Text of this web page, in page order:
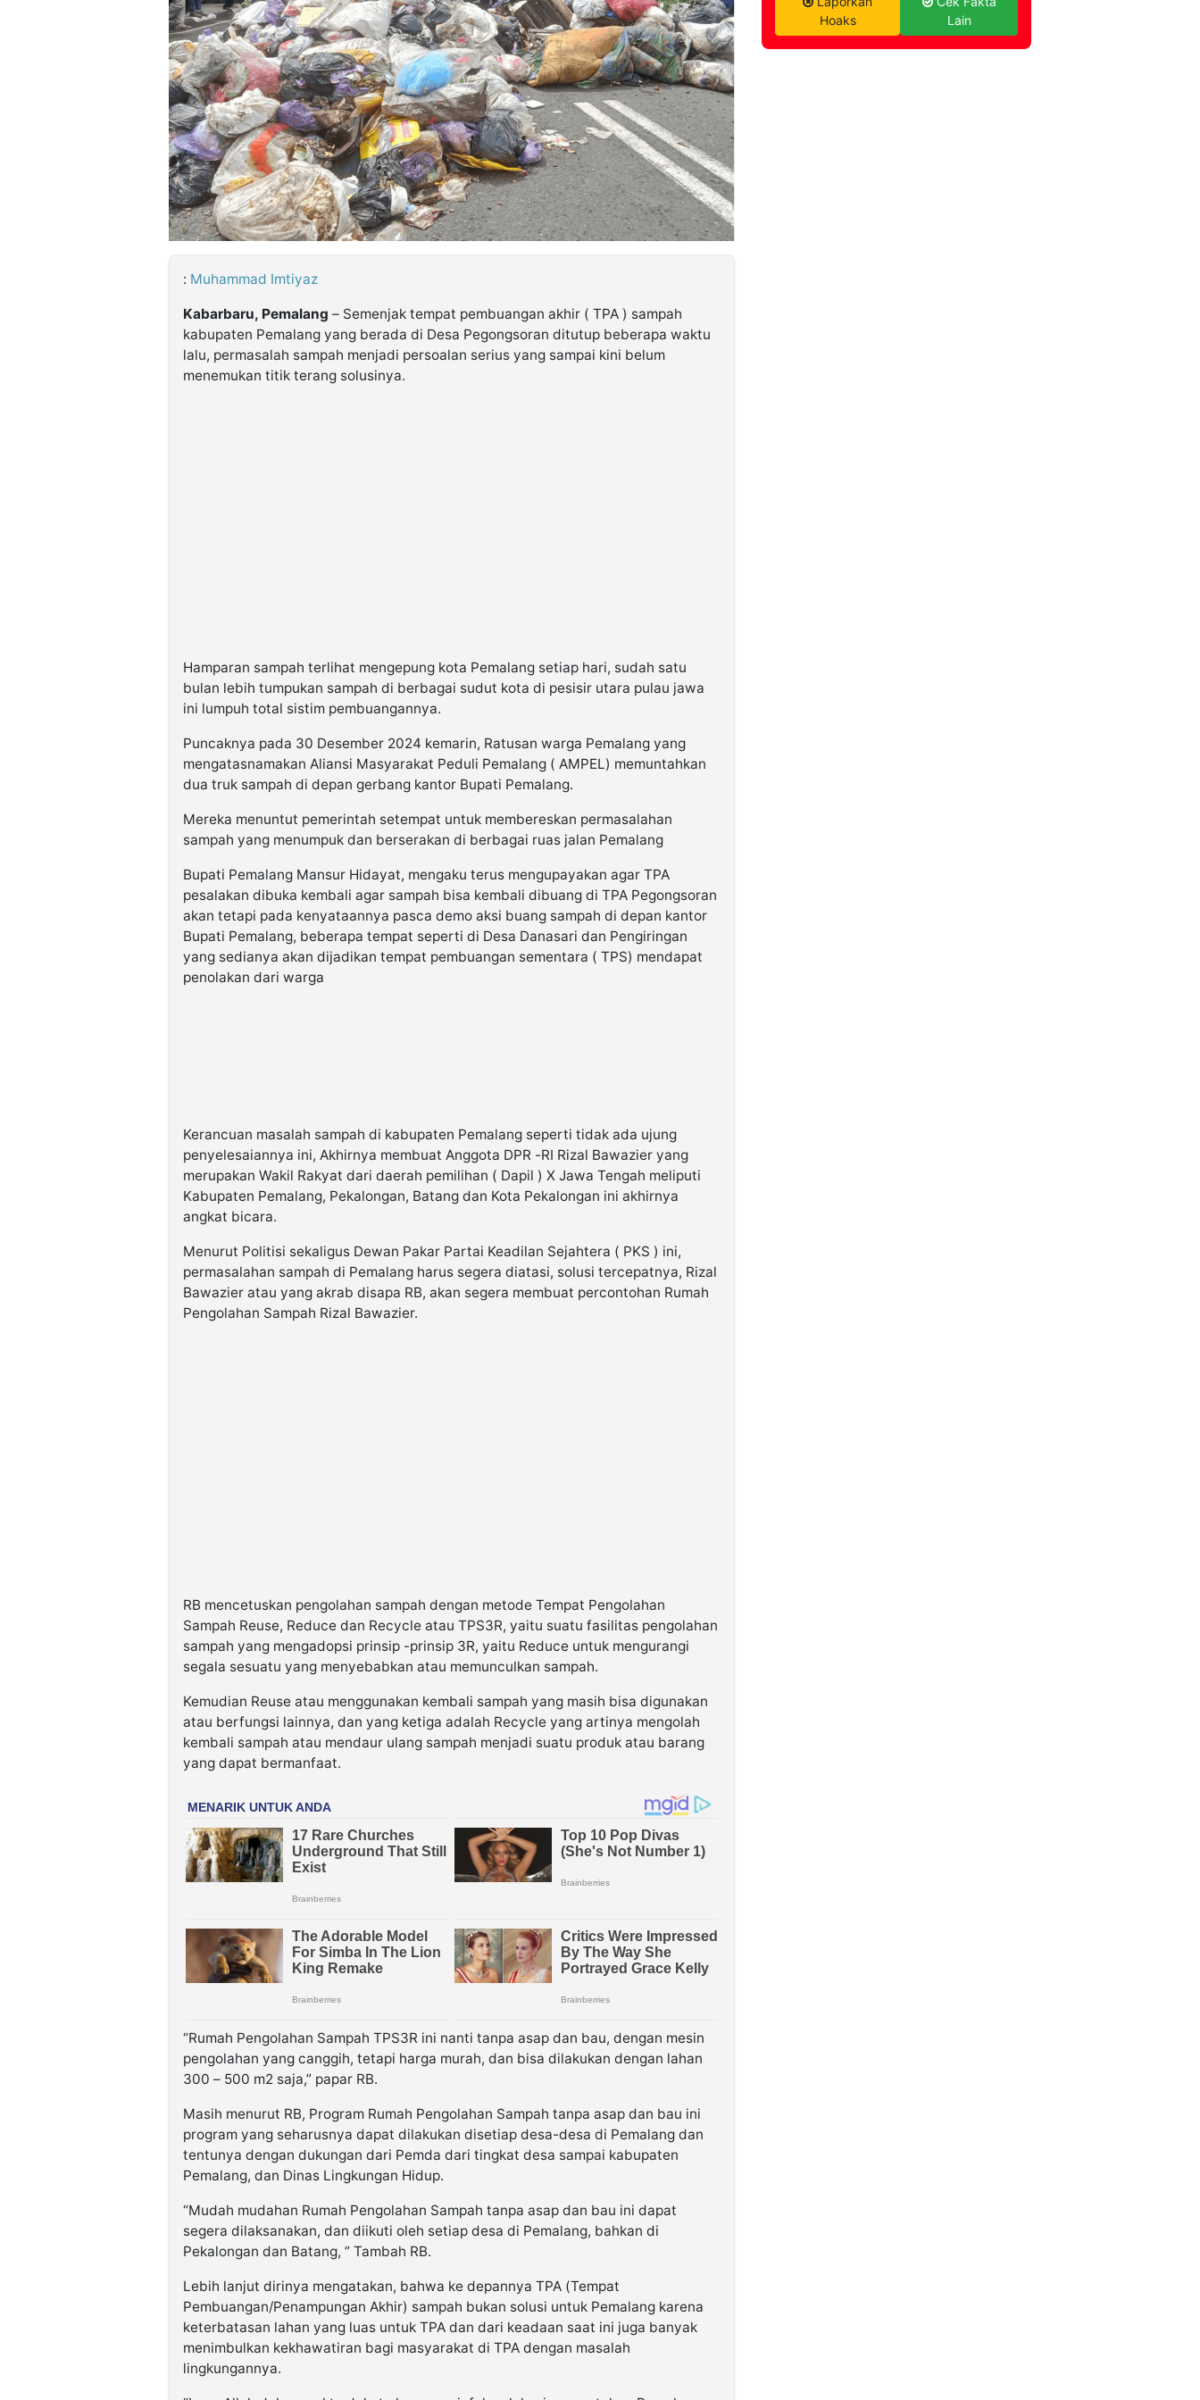
: Muhammad Imtiyaz
Kabarbaru, Pemalang – Semenjak tempat pembuangan akhir ( TPA ) sampah
kabupaten Pemalang yang berada di Desa Pegongsoran ditutup beberapa waktu
lalu, permasalah sampah menjadi persoalan serius yang sampai kini belum
menemukan titik terang solusinya.
Hamparan sampah terlihat mengepung kota Pemalang setiap hari, sudah satu
bulan lebih tumpukan sampah di berbagai sudut kota di pesisir utara pulau jawa
ini lumpuh total sistim pembuangannya.
Puncaknya pada 30 Desember 2024 kemarin, Ratusan warga Pemalang yang
mengatasnamakan Aliansi Masyarakat Peduli Pemalang ( AMPEL) memuntahkan
dua truk sampah di depan gerbang kantor Bupati Pemalang.
Mereka menuntut pemerintah setempat untuk membereskan permasalahan
sampah yang menumpuk dan berserakan di berbagai ruas jalan Pemalang
Bupati Pemalang Mansur Hidayat, mengaku terus mengupayakan agar TPA
pesalakan dibuka kembali agar sampah bisa kembali dibuang di TPA Pegongsoran
akan tetapi pada kenyataannya pasca demo aksi buang sampah di depan kantor
Bupati Pemalang, beberapa tempat seperti di Desa Danasari dan Pengiringan
yang sedianya akan dijadikan tempat pembuangan sementara ( TPS) mendapat
penolakan dari warga
Kerancuan masalah sampah di kabupaten Pemalang seperti tidak ada ujung
penyelesaiannya ini, Akhirnya membuat Anggota DPR -RI Rizal Bawazier yang
merupakan Wakil Rakyat dari daerah pemilihan ( Dapil ) X Jawa Tengah meliputi
Kabupaten Pemalang, Pekalongan, Batang dan Kota Pekalongan ini akhirnya
angkat bicara.
Menurut Politisi sekaligus Dewan Pakar Partai Keadilan Sejahtera ( PKS ) ini,
permasalahan sampah di Pemalang harus segera diatasi, solusi tercepatnya, Rizal
Bawazier atau yang akrab disapa RB, akan segera membuat percontohan Rumah
Pengolahan Sampah Rizal Bawazier.
RB mencetuskan pengolahan sampah dengan metode Tempat Pengolahan
Sampah Reuse, Reduce dan Recycle atau TPS3R, yaitu suatu fasilitas pengolahan
sampah yang mengadopsi prinsip -prinsip 3R, yaitu Reduce untuk mengurangi
segala sesuatu yang menyebabkan atau memunculkan sampah.
Kemudian Reuse atau menggunakan kembali sampah yang masih bisa digunakan
atau berfungsi lainnya, dan yang ketiga adalah Recycle yang artinya mengolah
kembali sampah atau mendaur ulang sampah menjadi suatu produk atau barang
yang dapat bermanfaat.
“Rumah Pengolahan Sampah TPS3R ini nanti tanpa asap dan bau, dengan mesin
pengolahan yang canggih, tetapi harga murah, dan bisa dilakukan dengan lahan
300 – 500 m2 saja,” papar RB.
Masih menurut RB, Program Rumah Pengolahan Sampah tanpa asap dan bau ini
program yang seharusnya dapat dilakukan disetiap desa-desa di Pemalang dan
tentunya dengan dukungan dari Pemda dari tingkat desa sampai kabupaten
Pemalang, dan Dinas Lingkungan Hidup.
“Mudah mudahan Rumah Pengolahan Sampah tanpa asap dan bau ini dapat
segera dilaksanakan, dan diikuti oleh setiap desa di Pemalang, bahkan di
Pekalongan dan Batang, ” Tambah RB.
Lebih lanjut dirinya mengatakan, bahwa ke depannya TPA (Tempat
Pembuangan/Penampungan Akhir) sampah bukan solusi untuk Pemalang karena
keterbatasan lahan yang luas untuk TPA dan dari keadaan saat ini juga banyak
menimbulkan kekhawatiran bagi masyarakat di TPA dengan masalah
lingkungannya.
Hoaks
Lain